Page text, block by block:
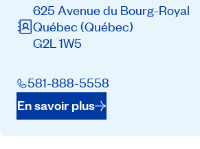
625 Avenue du Bourg-Royal
Québec (Québec)
G2L 1W5
581-888-5558
En savoir plus